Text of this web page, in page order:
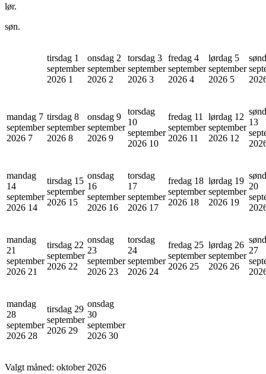
lør.
søn.
tirsdag 1
september
2026 1
onsdag 2
september
2026 2
torsdag 3
september
2026 3
fredag 4
september
2026 4
lørdag 5
september
2026 5
mandag 7
september
2026 7
tirsdag 8
september
2026 8
onsdag 9
september
2026 9
torsdag
10
september
2026 10
fredag 11
september
2026 11
lørdag 12
september
2026 12
13
mandag
14
september
2026 14
tirsdag 15
september
2026 15
onsdag
16
september
2026 16
torsdag
17
september
2026 17
fredag 18
september
2026 18
lørdag 19
september
2026 19
20
mandag
21
september
2026 21
tirsdag 22
september
2026 22
onsdag
23
september
2026 23
torsdag
24
september
2026 24
fredag 25
september
2026 25
lørdag 26
september
2026 26
27
mandag
28
september
2026 28
tirsdag 29
september
2026 29
onsdag
30
september
2026 30
Valgt måned: oktober 2026